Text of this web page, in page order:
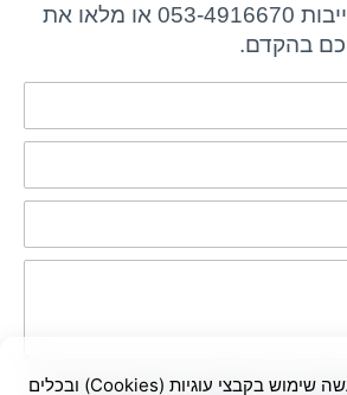
מקצועי ללא התחייבות 053-4916670 או מלאו את
בהקדם.
אני מאשר/ת שימוש בפרטים
לידיעתך: באתר זה נעשה שימוש בקבצי עוגיות (Cookies) ובכלים